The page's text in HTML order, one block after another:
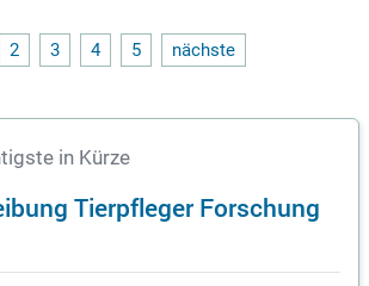
2 3 4 5 nächste
in Kürze
Tierpfleger Forschung